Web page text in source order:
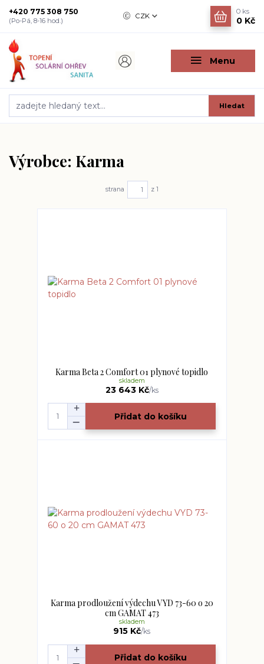
Menu
CZK
Hledat
+420 775 308 750
(Po-Pá, 8-16 hod.)
0 ks
0 Kč
Výrobce: Karma
strana z 1
Karma Beta 2 Comfort 01 plynové topidlo
23 643 Kč/ks
skladem
Přidat do košíku
Karma prodloužení výdechu VYD 73-60 o 20
cm GAMAT 473
915 Kč/ks
skladem
Přidat do košíku